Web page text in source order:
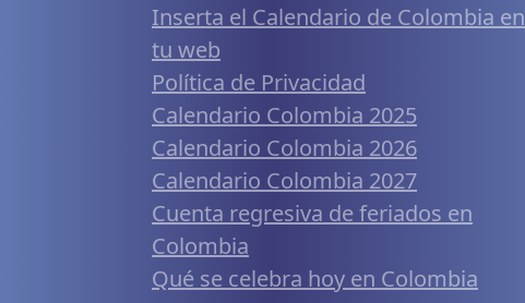
Inserta el Calendario de Colombia en
tu web
Política de Privacidad
Calendario Colombia 2025
Calendario Colombia 2026
Calendario Colombia 2027
Cuenta regresiva de feriados en
Colombia
Qué se celebra hoy en Colombia